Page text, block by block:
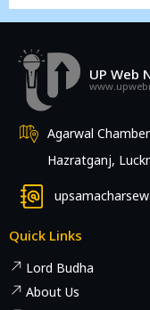
UP Web
Agarwal
Hazratganj,
Quick Links
Lord Budha
About Us